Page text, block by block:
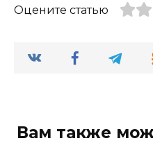
Оцените статью
Вам также